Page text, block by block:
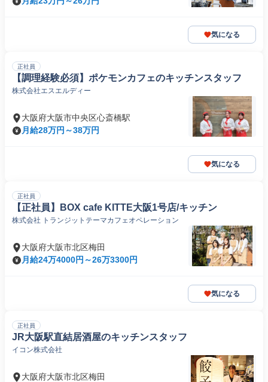
気になる
正社員
【調理経験必須】ポケモンカフェのキッチンスタッフ
株式会社エスエルディー
大阪府大阪市中央区心斎橋駅
月給28万円～38万円
気になる
正社員
【正社員】BOX cafe KITTE大阪1号店/キッチン
株式会社 トランジットテーマカフェオペレーション
大阪府大阪市北区梅田
月給24万4000円～26万3300円
気になる
正社員
JR大阪駅直結居酒屋のキッチンスタッフ
イコン株式会社
大阪府大阪市北区梅田